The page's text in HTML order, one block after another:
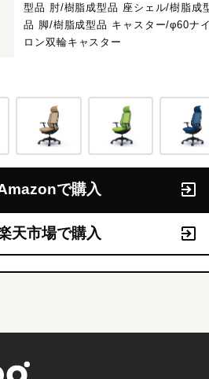
型品 肘/樹脂成型品 座シェル/樹脂成
品 脚/樹脂成型品 キャスター/φ60ナ
ロン双輪キャスター
で購入
天市場で購入